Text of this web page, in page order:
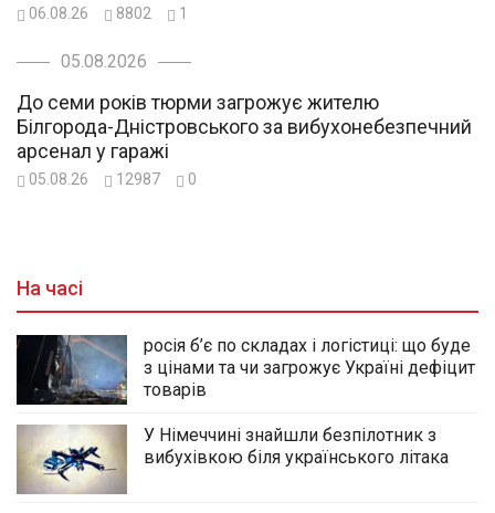
06.08.26 8802 1
05.08.2026
До семи років тюрми загрожує жителю
Білгорода-Дністровського за вибухонебезпечний
арсенал у гаражі
05.08.26 12987 0
На часі
росія б’є по складах і логістиці: що буде
з цінами та чи загрожує Україні дефіцит
товарів
У Німеччині знайшли безпілотник з
вибухівкою біля українського літака